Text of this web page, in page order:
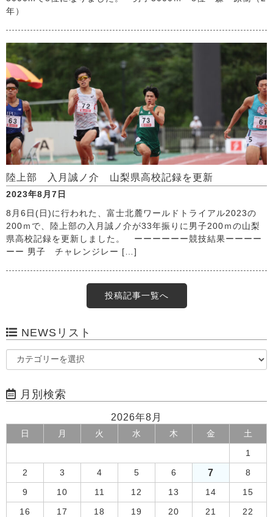
年）
陸上部 入月誠ノ介 山梨県高校記録を更新
2023年8月7日
8月6日(日)に行われた、富士北麓ワールドトライアル2023の
200ｍで、陸上部の入月誠ノ介が33年振りに男子200ｍの山梨
県高校記録を更新しました。 ーーーーーー競技結果ーーーー
ーー 男子 チャレンジレー […]
投稿記事一覧へ
NEWSリスト
月別検索
2026年8月
日 月 火 水 木 金 土
1
2 3 4 5 6 7 8
9 10 11 12 13 14 15
16 17 18 19 20 21 22